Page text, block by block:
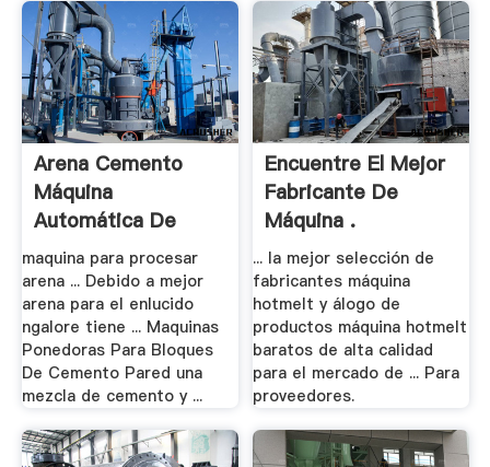
Arena Cemento
Máquina
Automática De
Enlucido .
maquina para procesar
arena ... Debido a mejor
arena para el enlucido
ngalore tiene ... Maquinas
Ponedoras Para Bloques
De Cemento Pared una
mezcla de cemento y ...
Encuentre El Mejor
Fabricante De
Máquina .
... la mejor selección de
fabricantes máquina
hotmelt y álogo de
productos máquina hotmelt
baratos de alta calidad
para el mercado de ... Para
proveedores.